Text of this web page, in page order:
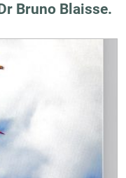
Bruno Blaisse.